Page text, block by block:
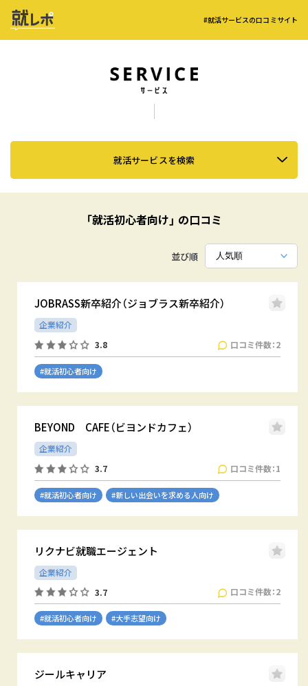
#就活サービスの口コミサイト
就活サービスを検索
「就活初心者向け」 の口コミ
並び順
JOBRASS新卒紹介（ジョブラス新卒紹介）
企業紹介
3.8
口コミ件数：2
#就活初心者向け
BEYOND CAFE（ビヨンドカフェ）
企業紹介
3.7
口コミ件数：1
#就活初心者向け #新しい出会いを求める人向け
リクナビ就職エージェント
企業紹介
3.7
口コミ件数：2
#就活初心者向け #大手志望向け
ジールキャリア